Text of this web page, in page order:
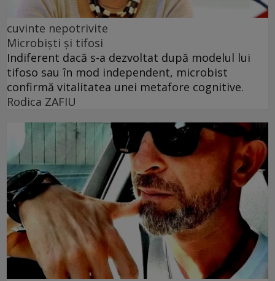
cuvinte nepotrivite
Microbiști și tifosi
Indiferent dacă s-a dezvoltat după modelul lui
tifoso sau în mod independent, microbist
confirmă vitalitatea unei metafore cognitive.
Rodica ZAFIU